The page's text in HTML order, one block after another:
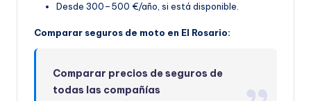
Desde 300–500 €/año, si está disponible.
Comparar seguros de moto en El Rosario:
Comparar precios de seguros de
todas las compañías